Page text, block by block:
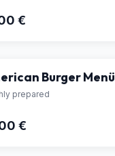
€
Burger Menü
prepared
€